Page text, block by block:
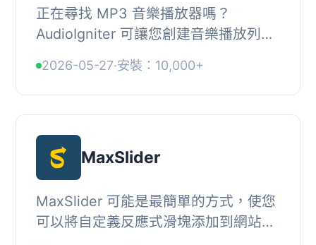
正在尋找 MP3 音樂播放器嗎？
AudioIgniter 可讓您創建音樂播放列表
自定義文章類型中。通過使用標准的
WordPress 媒體上傳...
2026-05-27·安裝：10,000+
MaxSlider
MaxSlider 可能是最簡單的方式，使您
可以將自定義反應式滑塊添加到網站的